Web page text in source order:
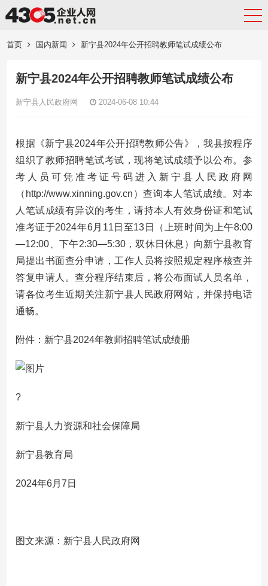
首页 国内新闻 新宁县2024年公开招聘教师笔试成绩公布
新宁县2024年公开招聘教师笔试成绩公布
新宁县人民政府网 2024-06-08 10:44
根据《新宁县2024年公开招聘教师公告》，我县按程序
组织了教师招聘笔试考试，现将笔试成绩予以公布。参
考人员可凭准考证号码进入新宁县人民政府网
（http://www.xinning.gov.cn）查询本人笔试成绩。对本
人笔试成绩有异议的考生，请持本人有效身份证和笔试
准考证于2024年6月11日至13日（上班时间为上午8:00
—12:00、下午2:30—5:30，双休日休息）向新宁县教育
局提出书面查分申请，工作人员将按照规定程序核查并
答复申请人。查分程序结束后，将公布面试人员名单，
请各位考生近期关注新宁县人民政府网站，并保持电话
通畅。
附件：新宁县2024年教师招聘笔试成绩册
?
新宁县人力资源和社会保障局
新宁县教育局
2024年6月7日
图文来源：新宁县人民政府网